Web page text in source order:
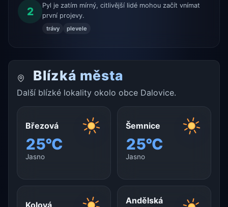
2
Pyl je zatím mírný, citlivější lidé mohou začít vnímat
první projevy.
trávy plevele
Blízká města
Další blízké lokality okolo obce Dalovice.
Březová
25°C
Jasno
Šemnice
25°C
Jasno
Andělská